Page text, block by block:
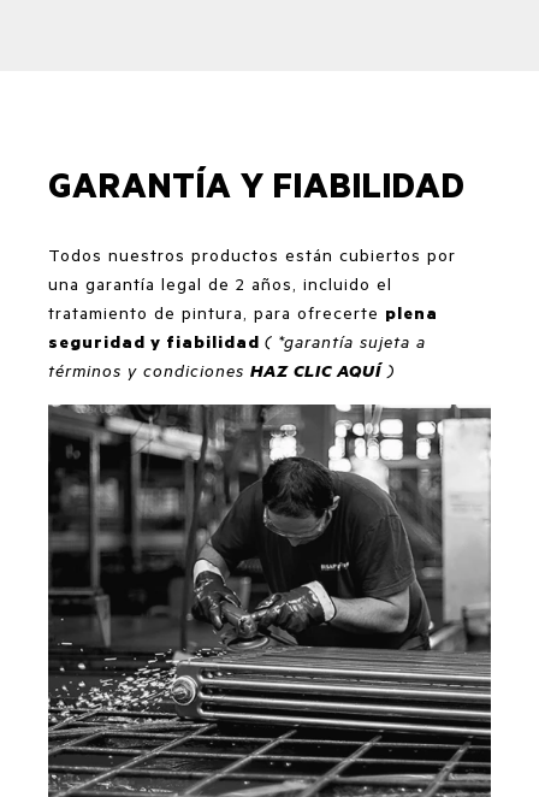
GARANTÍA Y FIABILIDAD
Todos nuestros productos están cubiertos por
una garantía legal de 2 años, incluido el
tratamiento de pintura, para ofrecerte plena
seguridad y fiabilidad ( *garantía sujeta a
términos y condiciones HAZ CLIC AQUÍ)